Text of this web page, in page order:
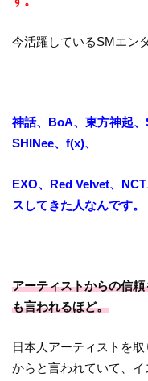
今活躍しているSMエン
神話、BoA、東方神起、
SHINee、f(x)、
EXO、Red Velvet、
スしてきた人なんです。
アーティストからの信
も言われるほど。
日本人アーティストを
からと言われていて、